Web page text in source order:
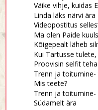
Väike vihje, kuidas
Linda läks närvi ära
Videopostitus
Ma olen Paide
Kõigepealt läheb
Kui Tartusse
Proovisin selfit
Trenn ja toitumine-
Mis teete?
Trenn ja toitumine-
Südamelt ära